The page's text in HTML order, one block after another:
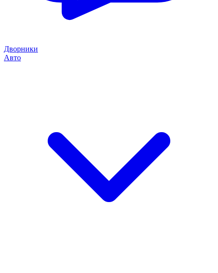
Дворники
Авто